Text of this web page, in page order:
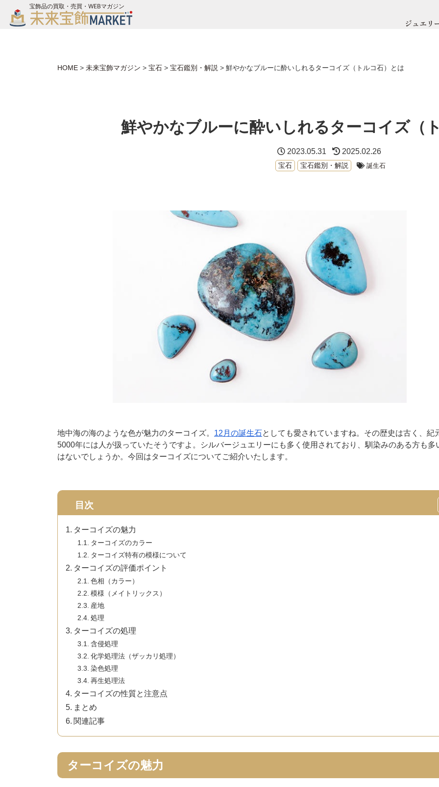
宝飾品の買取・売買・WEBマガジン
ジュエリ
お問い合わせ
HOME > 未来宝飾マガジン > 宝石 > 宝石鑑別・解説 > 鮮やかなブルーに酔いしれるターコイズ（トルコ石）とは
鮮やかなブルーに酔いしれるターコイズ（
2023.05.31 2025.02.26
宝石 宝石鑑別・解説 誕生石
地中海の海のような色が魅力のターコイズ。 12月の誕生石としても愛されていますね。その歴史は古く、紀
5000年には人が扱っていたそうですよ。シルバージュエリーにも多く使用されており、馴染みのある方も多
はないでしょうか。今回はターコイズについてご紹介いたします。
目次
ターコイズの魅力
ターコイズのカラー
ターコイズ特有の模様について
ターコイズの評価ポイント
色相（カラー）
模様（メイトリックス）
産地
処理
ターコイズの処理
含侵処理
化学処理法（ザッカリ処理）
染色処理
再生処理法
ターコイズの性質と注意点
まとめ
関連記事
ターコイズの魅力